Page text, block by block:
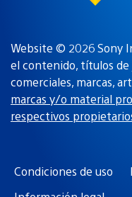
Website © 2026 Sony
el contenido, títulos de
comerciales, marcas,
marcas y/o material
respectivos
Condiciones de uso